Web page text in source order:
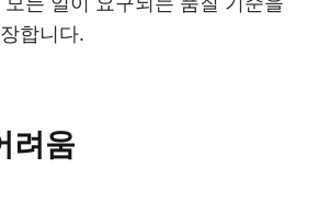
합니다.
려움